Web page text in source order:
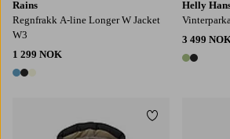
Rains
Regnfrakk A-line Longer W Jacket
W3
1 299 NOK
3 farger
Helly
3 499
2 farger
Legg til